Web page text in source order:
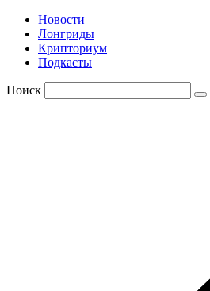
Новости
Лонгриды
Крипториум
Подкасты
Поиск